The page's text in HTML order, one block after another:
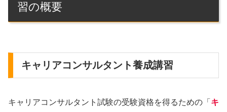
習の概要
キャリアコンサルタント養成講習
キャリアコンサルタント試験の受験資格を得るための「 キ